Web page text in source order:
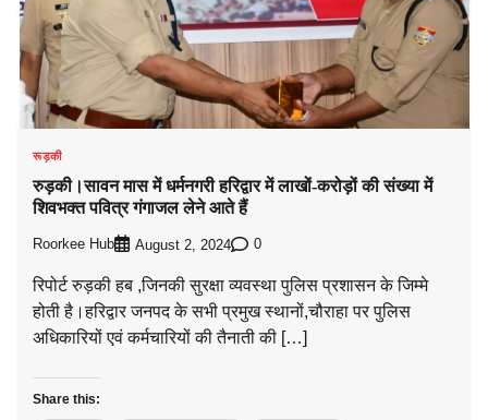
रूड़की
रुड़की।सावन मास में धर्मनगरी हरिद्वार में लाखों-करोड़ों की संख्या में
शिवभक्त पवित्र गंगाजल लेने आते हैं
Roorkee Hub August 2, 2024 0
रिपोर्ट रुड़की हब ,जिनकी सुरक्षा व्यवस्था पुलिस प्रशासन के जिम्मे
होती है।हरिद्वार जनपद के सभी प्रमुख स्थानों,चौराहा पर पुलिस
अधिकारियों एवं कर्मचारियों की तैनाती की […]
Share this: